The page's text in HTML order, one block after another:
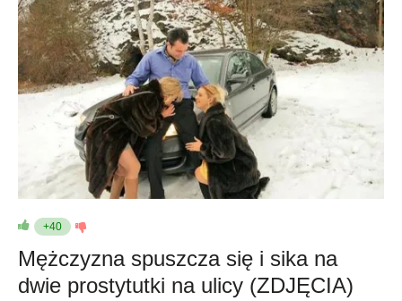
+40
Mężczyzna spuszcza się i sika na
dwie prostytutki na ulicy (ZDJĘCIA)